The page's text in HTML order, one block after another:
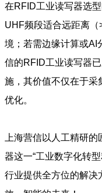
在RFID工业读写器选
UHF频段适合远距离
境；若需边缘计算或AI
信的RFID工业读写器
施，其价值不仅在于采
优化。
上海营信以人工精研
器这一“工业数字化转
行业提供全方位的解决